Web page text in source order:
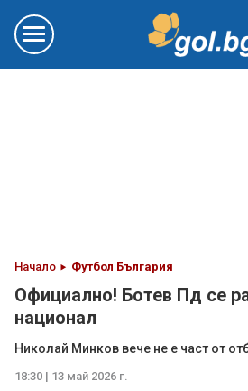
Начало Футбол България
Официално! Ботев Пд се
национал
Николай Минков вече не е част от
18:30 | 13 май 2026 г.